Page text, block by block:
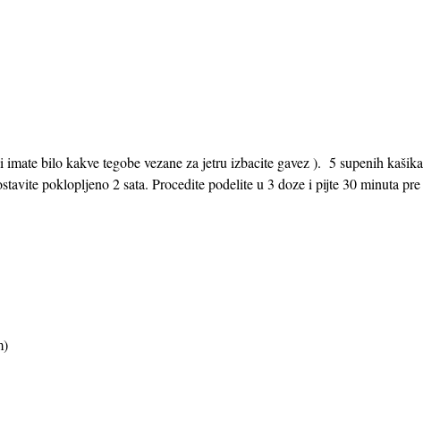
bilo kakve tegobe vezane za jetru izbacite gavez ). 5 supenih kašika
poklopljeno 2 sata. Procedite podelite u 3 doze i pijte 30 minuta pre